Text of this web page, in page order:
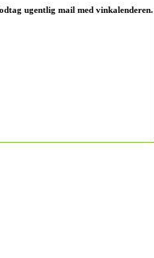
ugentlig mail med vinkalenderen.